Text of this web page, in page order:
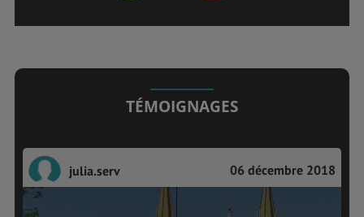
TÉMOIGNAGES
julia.serv 06 décembre 2018